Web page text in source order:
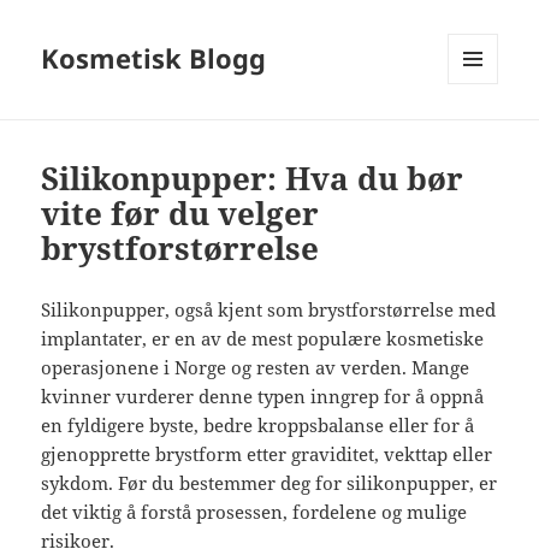
Kosmetisk Blogg
Silikonpupper: Hva du bør
vite før du velger
brystforstørrelse
Silikonpupper, også kjent som brystforstørrelse med
implantater, er en av de mest populære kosmetiske
operasjonene i Norge og resten av verden. Mange
kvinner vurderer denne typen inngrep for å oppnå
en fyldigere byste, bedre kroppsbalanse eller for å
gjenopprette brystform etter graviditet, vekttap eller
sykdom. Før du bestemmer deg for silikonpupper, er
det viktig å forstå prosessen, fordelene og mulige
risikoer.